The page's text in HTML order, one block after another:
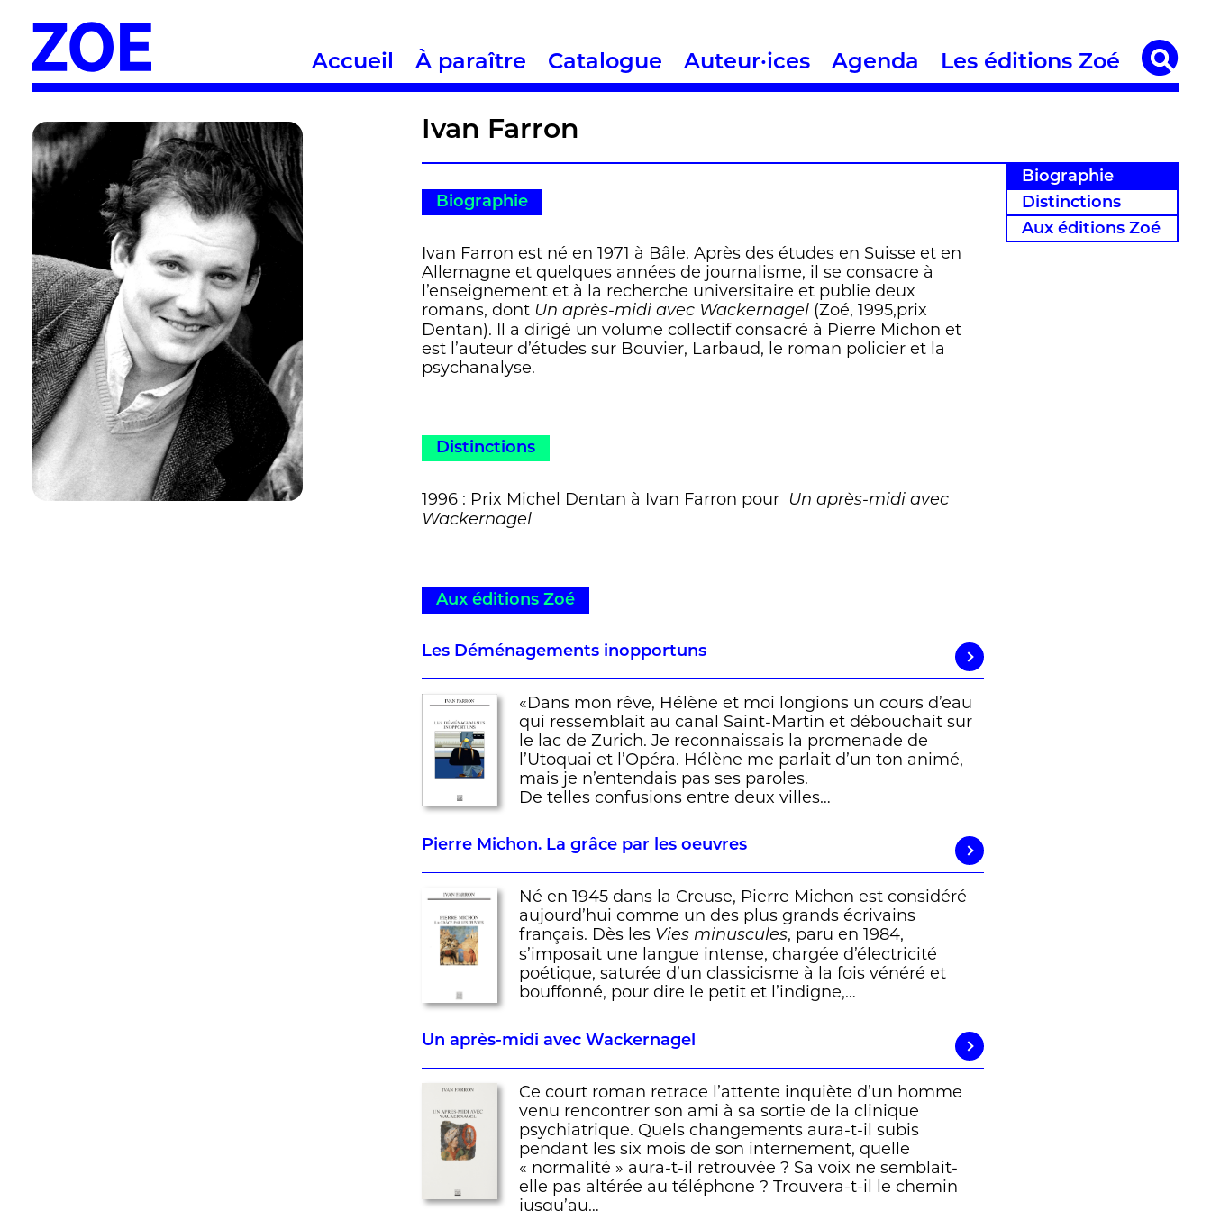
Accueil À paraître Catalogue Auteur·ices Agenda Les éditions Zoé
Ivan Farron
Biographie
Distinctions
Aux éditions Zoé
Biographie
Ivan Farron est né en 1971 à Bâle. Après des études en Suisse et en
Allemagne et quelques années de journalisme, il se consacre à
l’enseignement et à la recherche universitaire et publie deux
romans, dont Un après-midi avec Wackernagel (Zoé, 1995,prix
Dentan). Il a dirigé un volume collectif consacré à Pierre Michon et
est l’auteur d’études sur Bouvier, Larbaud, le roman policier et la
psychanalyse.
Distinctions
1996 : Prix Michel Dentan à Ivan Farron pour
Un après-midi avec
Wackernagel
Aux éditions Zoé
Les Déménagements inopportuns
«Dans mon rêve, Hélène et moi longions un cours d’eau
qui ressemblait au canal Saint-Martin et débouchait sur
le lac de Zurich. Je reconnaissais la promenade de
l’Utoquai et l’Opéra. Hélène me parlait d’un ton animé,
mais je n’entendais pas ses paroles.
De telles confusions entre deux villes…
Pierre Michon. La grâce par les oeuvres
Né en 1945 dans la Creuse, Pierre Michon est considéré
aujourd’hui comme un des plus grands écrivains
français. Dès les Vies minuscules, paru en 1984,
s’imposait une langue intense, chargée d’électricité
poétique, saturée d’un classicisme à la fois vénéré et
bouffonné, pour dire le petit et l’indigne,…
Un après-midi avec Wackernagel
Ce court roman retrace l’attente inquiète d’un homme
venu rencontrer son ami à sa sortie de la clinique
psychiatrique. Quels changements aura-t-il subis
pendant les six mois de son internement, quelle
« normalité » aura-t-il retrouvée ? Sa voix ne semblait-
elle pas altérée au téléphone ? Trouvera-t-il le chemin
jusqu’au…